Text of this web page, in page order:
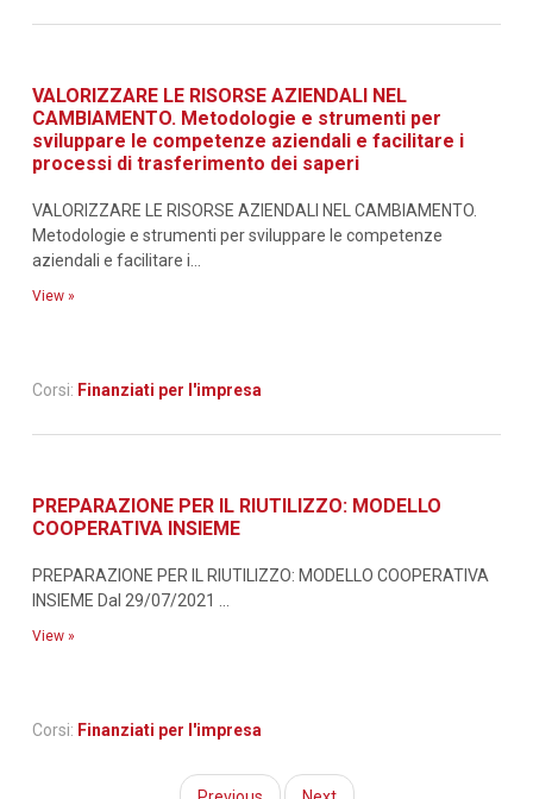
VALORIZZARE LE RISORSE AZIENDALI NEL
CAMBIAMENTO. Metodologie e strumenti per
sviluppare le competenze aziendali e facilitare i
processi di trasferimento dei saperi
VALORIZZARE LE RISORSE AZIENDALI NEL CAMBIAMENTO.
Metodologie e strumenti per sviluppare le competenze
aziendali e facilitare i...
View »
Corsi: Finanziati per l'impresa
PREPARAZIONE PER IL RIUTILIZZO: MODELLO
COOPERATIVA INSIEME
PREPARAZIONE PER IL RIUTILIZZO: MODELLO COOPERATIVA
INSIEME Dal 29/07/2021 ...
View »
Corsi: Finanziati per l'impresa